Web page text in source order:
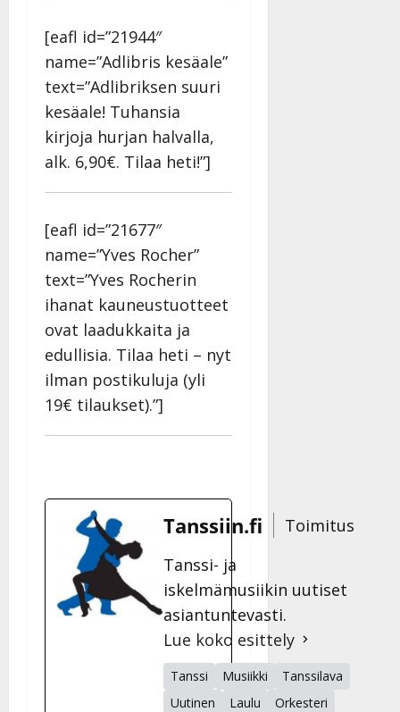
[eafl id=”21944″
name=”Adlibris kesäale”
text=”Adlibriksen suuri
kesäale! Tuhansia
kirjoja hurjan halvalla,
alk. 6,90€. Tilaa heti!”]
[eafl id=”21677″
name=”Yves Rocher”
text=”Yves Rocherin
ihanat kauneustuotteet
ovat laadukkaita ja
edullisia. Tilaa heti – nyt
ilman postikuluja (yli
19€ tilaukset).”]
Tanssiin.fi
Toimitus
Tanssi- ja
iskelmämusiikin uutiset
asiantuntevasti.
Lue koko esittely
Tanssi Musiikki
Tanssilava
Uutinen
Laulu
Orkesteri